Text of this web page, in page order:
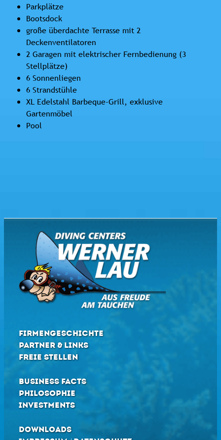
Parkplätze
Bootsdock
große überdachte Terrasse mit 2
Deckenventilatoren
2 Garagen mit elektrischer Fernbedienung (3
Stellplätze)
6 Sonnenliegen
6 Strandstühle
XL Edelstahl Barbeque-Grill, exklusive
Gartenmöbel
Pool
FIRMENGESCHICHTE
PARTNER & LINKS
FREIE STELLEN
BUSINESS FACTS
PHILOSOPHIE
INVESTMENTS
DOWNLOADS